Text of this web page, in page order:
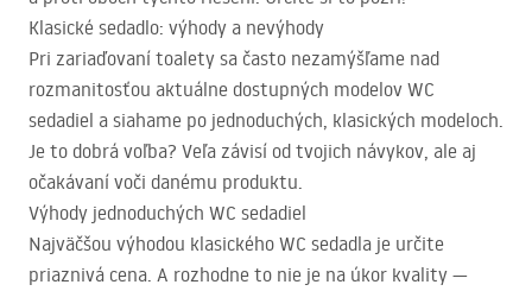
Klasické sedadlo: výhody a nevýhody
Pri zariaďovaní toalety sa často nezamýšľame nad
rozmanitosťou aktuálne dostupných modelov WC
sedadiel a siahame po jednoduchých, klasických modeloch.
Je to dobrá voľba? Veľa závisí od tvojich návykov, ale aj
očakávaní voči danému produktu.
Výhody jednoduchých WC sedadiel
Najväčšou výhodou klasického WC sedadla je určite
priaznivá cena. A rozhodne to nie je na úkor kvality —